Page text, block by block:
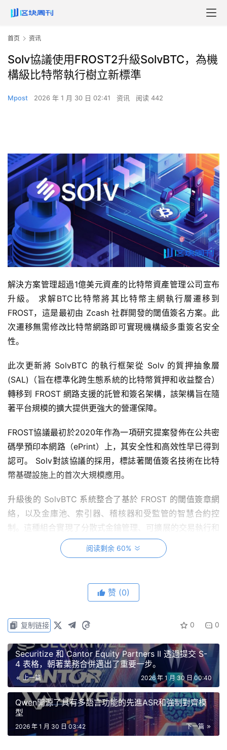
首页 资讯
Solv協議使用FROST2升級SolvBTC，為機
構級比特幣執行樹立新標準
Mpost 2026 年 1 月 30 日 02:41 资讯 阅读 442
解決方案管理超過1億美元資產的比特幣資產管理公司宣布
升級。 求解BTC比特幣將其比特幣主網執行層遷移到
FROST，這是最初由 Zcash 社群開發的閾值簽名方案。此
次遷移無需修改比特幣網路即可實現機構級多重簽名安全
性。
此次更新將 SolvBTC 的執行框架從 Solv 的質押抽象層
(SAL)（旨在標準化跨生態系統的比特幣質押和收益整合）
轉移到 FROST 網路支援的託管和簽名架構，該架構旨在隨
著平台規模的擴大提供更強大的營運保障。
FROST協議最初於2020年作為一項研究提案發佈在公共密
碼學預印本網路（ePrint）上，其安全性和高效性早已得到
認可。 Solv對該協議的採用，標誌著閾值簽名技術在比特
幣基礎設施上的首次大規模應用。
升級後的 SolvBTC 系統整合了基於 FROST 的閾值簽章網
絡，以及金庫池、索引器、稽核器和受監管的智慧合約控
制。這種組合實現了分散式金鑰管理、可擴展的交易執行和
可審計的工作流程，從而以更高的吞吐量和更強的監管能力
支援比特幣的發行和贖回。
使用最廣泛的比特幣資產，目前在 ListaDAO 上的使用率高
向確保比特幣主網運行的穩健性、可治理性和可審計性。這
所有階段。
基於 FROST 的網路透過將審批權分散到多個獨立方來增強
安全性，最大限度地減少單點故障，同時保留鏈上標準的比
特幣簽章。結合可審計的檢查和範圍明確的治理機制，此次
阅读剩余 60%
赞 (0)
0 0
复制链接
Securitize 和 Cantor Equity Partners II 透過提交 S-
4 表格，朝著業務合併邁出了重要一步。
上一篇 2026 年 1 月 30 日 00:40
Qwen開源了具有多語言功能的先進ASR和強制對齊模
型
下一篇
2026 年 1 月 30 日 03:42